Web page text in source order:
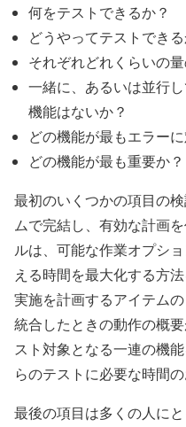
何をテストできるか？
どうやってテストできる
それぞれどれくらいの
一緒に、あるいは並行
機能はないか？
どの機能が最もエラー
どの機能が最も重要か？
最初のいくつかの項目の
ムで完結し、有効な計画
ルは、可能な作業オプシ
える時間を最大化する方
実施を計画するアイテム
統合したときの動作の概
スト対象となる一連の機
らのテストに必要な時間
最後の項目は多くの人に